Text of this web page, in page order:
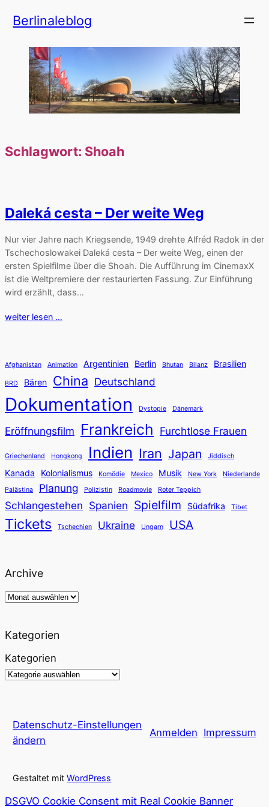
Inhalt
Berlinaleblog
Schlagwort: Shoah
Daleká cesta – Der weite Weg
Nur vier Jahre nach Kriegsende, 1949 drehte Alfréd Radok in der
Tschechoslowakei Daleká cesta – Der weite Weg, einen der
ersten Spielfilme über die Shoah. Die Aufführung im CinemaxX
ist die Weltpremiere der restaurierten Fassung. Zur Einführung
wird erzählt, dass…
weiter lesen …
Afghanistan Animation Argentinien Berlin Bhutan Bilanz Brasilien
BRD Bären China Deutschland
Dokumentation Dystopie Dänemark
Eröffnungsfilm Frankreich Furchtlose Frauen
Griechenland Hongkong Indien Iran Japan Jiddisch
Kanada Kolonialismus Komödie Mexico Musik New York
Niederlande
Palästina
Planung Polizistin Roadmovie Roter Teppich
Schlangestehen Spanien Spielfilm Südafrika Tibet
Tickets Tschechien Ukraine Ungarn USA
Archive
Archiv
Kategorien
Kategorien
Datenschutz-Einstellungen
ändern
Anmelden Impressum
Gestaltet mitWordPress
DSGVO Cookie Consent mit Real Cookie Banner